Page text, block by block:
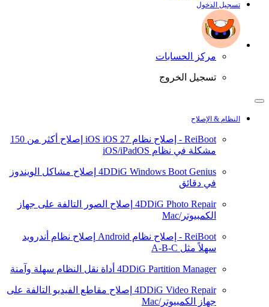
تسجيل الدخول
مركز الحسابات
تسجيل الخروج
النظام & الإصلاح
ReiBoot - إصلاح نظام iOS iOS 27
إصلاح أكثر من 150
مشكلة في نظام iOS/iPadOS
4DDiG Windows Boot Genius إصلاح مشاكل الويندوز
في دقائق
4DDiG Photo Repair إصلاح الصور التالفة على جهاز
الكمبيوتر/Mac
ReiBoot - إصلاح نظام Android
إصلاح نظام أندرويد
سهلاً مثل A-B-C
4DDiG Partition Manager أداة نقل النظام سهلة وآمنة
4DDiG Video Repair إصلاح مقاطع الفيديو التالفة على
جهاز الكمبيوتر/Mac